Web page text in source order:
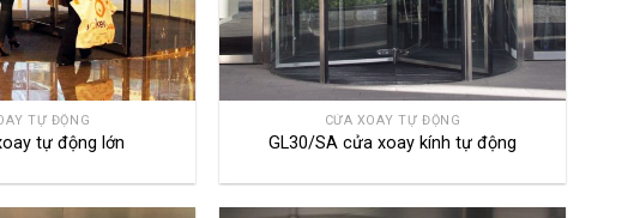
TỰ ĐỘNG
tự động lớn
CỬA XOAY TỰ ĐỘNG
GL30/SA cửa xoay kính tự động